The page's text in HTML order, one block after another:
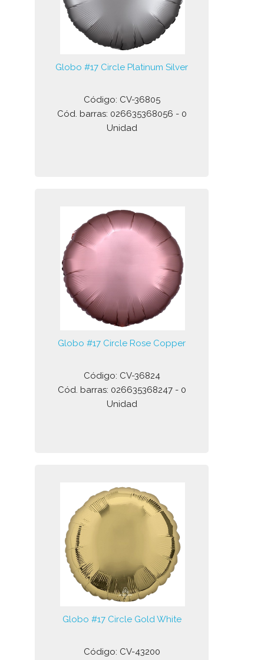
Globo #17 Circle Platinum Silver
Código: CV-36805
Cód. barras: 026635368056 - 0
Unidad
Globo #17 Circle Rose Copper
Código: CV-36824
Cód. barras: 026635368247 - 0
Unidad
Globo #17 Circle Gold White
Código: CV-43200